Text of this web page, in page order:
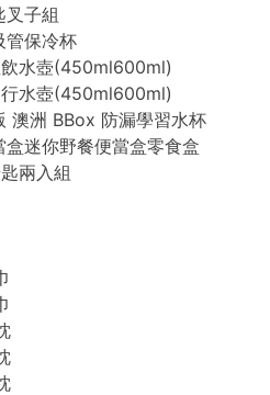
叉子組
管保冷杯
水壺(450ml600ml)
水壺(450ml600ml)
澳洲 BBox 防漏學習水杯
迷你野餐便當盒零食盒
兩入組